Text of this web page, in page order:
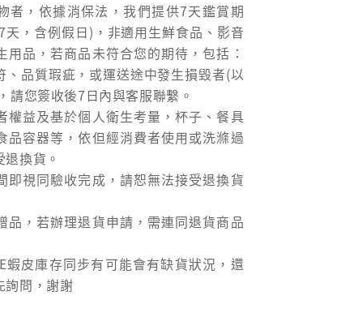
者，依據消保法，我們提供7天鑑賞期
天，含例假日)，非適用生鮮食品、影音
用品，若商品未符合您的期待，包括：
、品質瑕疵，或運送途中發生損毀者(以
請您簽收後7日內與客服聯繫。
益及基於個人衛生考量，杯子、餐具
品容器等，依但經消費者使用或洗滌過
換貨。
視同驗收完成，請恕無法接受退換貨
，若辦理退貨申請，需連同退貨商品
蝦皮庫存同步有可能會有缺貨狀況，還
詢問，謝謝